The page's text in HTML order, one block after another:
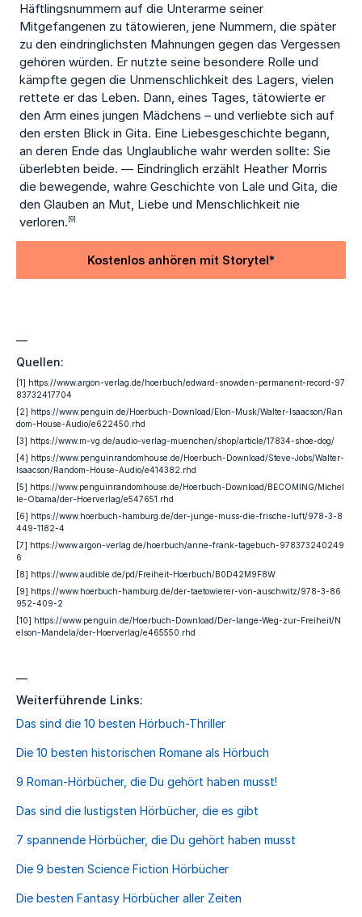
Häftlingsnummern auf die Unterarme seiner
Mitgefangenen zu tätowieren, jene Nummern, die später
zu den eindringlichsten Mahnungen gegen das Vergessen
gehören würden. Er nutzte seine besondere Rolle und
kämpfte gegen die Unmenschlichkeit des Lagers, vielen
rettete er das Leben. Dann, eines Tages, tätowierte er
den Arm eines jungen Mädchens – und verliebte sich auf
den ersten Blick in Gita. Eine Liebesgeschichte begann,
an deren Ende das Unglaubliche wahr werden sollte: Sie
überlebten beide. — Eindringlich erzählt Heather Morris
die bewegende, wahre Geschichte von Lale und Gita, die
den Glauben an Mut, Liebe und Menschlichkeit nie
verloren. [9]
Kostenlos anhören mit Storytel*
—
Quellen:
[1] https://www.argon-verlag.de/hoerbuch/edward-snowden-permanent-record-97
83732417704
[2] https://www.penguin.de/Hoerbuch-Download/Elon-Musk/Walter-Isaacson/Ran
dom-House-Audio/e622450.rhd
[3] https://www.m-vg.de/audio-verlag-muenchen/shop/article/17834-shoe-dog/
[4] https://www.penguinrandomhouse.de/Hoerbuch-Download/Steve-Jobs/Walter-
Isaacson/Random-House-Audio/e414382.rhd
[5] https://www.penguinrandomhouse.de/Hoerbuch-Download/BECOMING/Michel
le-Obama/der-Hoerverlag/e547651.rhd
[6] https://www.hoerbuch-hamburg.de/der-junge-muss-die-frische-luft/978-3-8
449-1182-4
[7] https://www.argon-verlag.de/hoerbuch/anne-frank-tagebuch-978373240249
6
[8] https://www.audible.de/pd/Freiheit-Hoerbuch/B0D42M9F8W
[9] https://www.hoerbuch-hamburg.de/der-taetowierer-von-auschwitz/978-3-86
952-409-2
[10] https://www.penguin.de/Hoerbuch-Download/Der-lange-Weg-zur-Freiheit/N
elson-Mandela/der-Hoerverlag/e465550.rhd
—
Weiterführende Links:
Das sind die 10 besten Hörbuch-Thriller
Die 10 besten historischen Romane als Hörbuch
9 Roman-Hörbücher, die Du gehört haben musst!
Das sind die lustigsten Hörbücher, die es gibt
7 spannende Hörbücher, die Du gehört haben musst
Die 9 besten Science Fiction Hörbücher
Die besten Fantasy Hörbücher aller Zeiten